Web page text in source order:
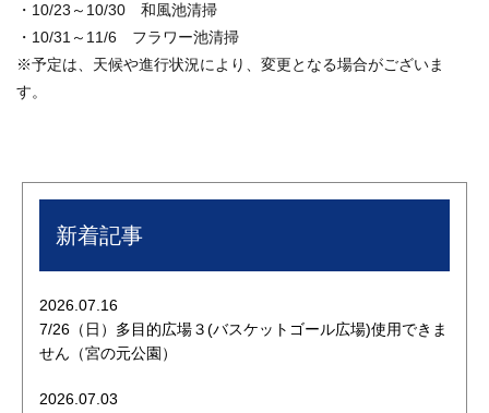
・10/23～10/30 和風池清掃
・10/31～11/6 フラワー池清掃
※予定は、天候や進行状況により、変更となる場合がございま
す。
新着記事
2026.07.16
7/26（日）多目的広場３(バスケットゴール広場)使用できま
せん（宮の元公園）
2026.07.03